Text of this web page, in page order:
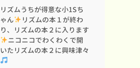
リズムうちが得意な小1Sち
ゃん
リズムの本１が終わ
り、リズムの本２に入ります
ニコニコでわくわくで開
いたリズムの本２に興味津々